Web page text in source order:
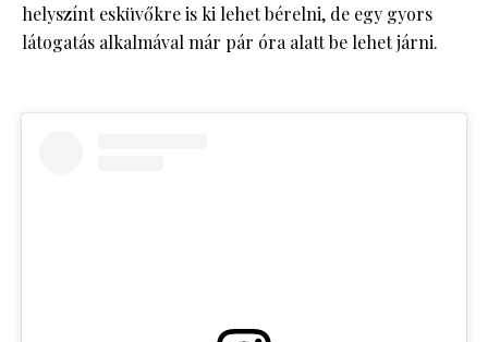
helyszínt esküvőkre is ki lehet bérelni, de egy gyors
látogatás alkalmával már pár óra alatt be lehet járni.